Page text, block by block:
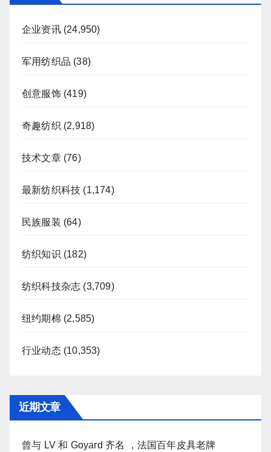
企业资讯(24,950)
军用纺织品 (38)
创意服饰(419)
奇趣纺织 (2,918)
技术文章(76)
最新纺织科技 (1,174)
民族服装 (64)
纺织知识 (182)
纺织科技杂志 (3,709)
纽约期棉 (2,585)
行业动态(10,353)
近期文章
曾与 LV 和 Goyard 齐名 ，法国百年皮具老牌